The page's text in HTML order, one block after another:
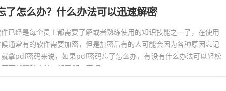
了怎么办？什么办法可以迅速解密
已经是每个员工都需要了解或者熟练使用的知识技能之一了，在使用
通常有的软件需要加密，但是加密后有的人可能会因为各种原因忘记
拿pdf密码来说，如果pdf密码忘了怎么办，有没有什么办法可以轻松
面就跟随小编一起了解一下吧。...